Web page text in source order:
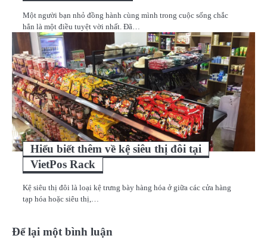
Một người bạn nhỏ đồng hành cùng mình trong cuộc sống chắc
hẳn là một điều tuyệt vời nhất. Đã…
Hiểu biết thêm về kệ siêu thị đôi tại
VietPos Rack
Kệ siêu thị đôi là loại kệ trưng bày hàng hóa ở giữa các cửa hàng
tạp hóa hoặc siêu thị,…
Để lại một bình luận